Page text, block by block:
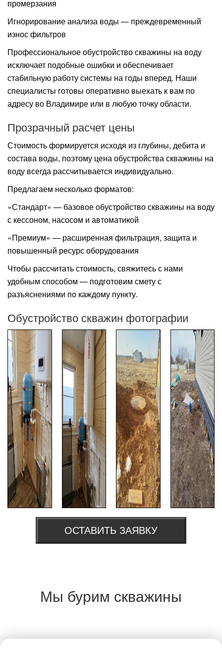
промерзания
Игнорирование анализа воды — преждевременный
износ фильтров
Профессиональное обустройство скважины на воду
исключает подобные ошибки и обеспечивает
стабильную работу системы на годы вперед. Наши
специалисты готовы оперативно выехать к вам по
адресу во Владимире или в любую точку области.
Прозрачный расчет цены
Стоимость формируется исходя из глубины, дебита и
состава воды, поэтому цена обустройства скважины на
воду всегда рассчитывается индивидуально.
Предлагаем несколько форматов:
«Стандарт» — базовое обустройство скважины на воду
с кессоном, насосом и автоматикой
«Премиум» — расширенная фильтрация, защита и
повышенный ресурс оборудования
Чтобы рассчитать стоимость, свяжитесь с нами
удобным способом — подготовим смету с
разъяснениями по каждому пункту.
Обустройство скважин фотографии
ОСТАВИТЬ ЗАЯВКУ
Мы бурим скважины